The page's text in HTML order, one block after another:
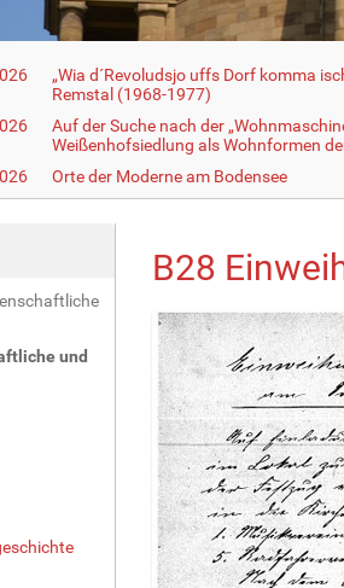
„Wia d´Revoludsjo uffs Dorf komma
Remstal (1968-1977)
Auf der Suche nach der
Weißenhofsiedlung als Wohnformen
Orte der Moderne am Bodensee
und
B28